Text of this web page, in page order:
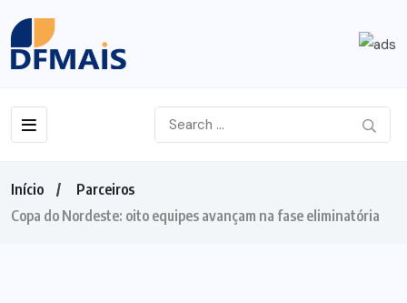
Início
Parceiros
Copa do Nordeste: oito equipes avançam na fase eliminatória